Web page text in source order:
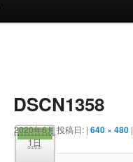
ビ
ー
DSCN1358
投稿日:
2020年6月
1日
| 640 × 480|